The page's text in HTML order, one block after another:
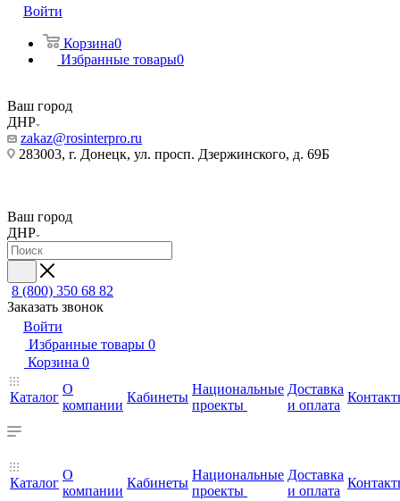
Войти
Корзина0
Избранные товары0
Ваш город
ДНР
zakaz@rosinterpro.ru
283003, г. Донецк, ул. просп. Дзержинского, д. 69Б
Ваш город
ДНР
8 (800) 350 68 82
Заказать звонок
Войти
Избранные товары 0
Корзина 0
Каталог
О
компании
Кабинеты
Национальные
проекты
Доставка
и оплата
Каталог
О
компании
Кабинеты
Национальные
проекты
Доставка
и оплата